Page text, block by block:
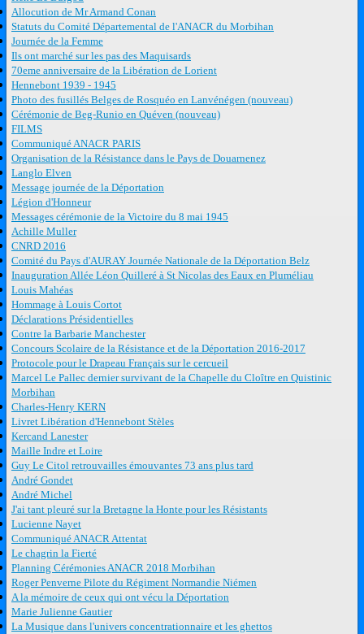
Allocution de Mr Armand Conan
Statuts du Comité Départemental de l'ANACR du Morbihan
Journée de la Femme
Ils ont marché sur les pas des Maquisards
70eme anniversaire de la Libération de Lorient
Hennebont 1939 - 1945
Photo des fusillés Belges de Rosquéo en Lanvénégen (nouveau)
Cérémonie de Beg-Runio en Quéven (nouveau)
FILMS
Communiqué ANACR PARIS
Organisation de la Résistance dans le Pays de Douarnenez
Langlo Elven
Message journée de la Déportation
Légion d'Honneur
Messages cérémonie de la Victoire du 8 mai 1945
Achille Muller
CNRD 2016
Comité du Pays d'AURAY Journée Nationale de la Déportation Belz
Inauguration Allée Léon Quilleré à St Nicolas des Eaux en Pluméliau
Louis Mahéas
Hommage à Louis Cortot
Déclarations Présidentielles
Contre la Barbarie Manchester
Concours Scolaire de la Résistance et de la Déportation 2016-2017
Protocole pour le Drapeau Français sur le cercueil
Marcel Le Pallec dernier survivant de la Chapelle du Cloître en Quistinic
Morbihan
Charles-Henry KERN
Livret Libération d'Hennebont Stèles
Kercand Lanester
Maille Indre et Loire
Guy Le Citol retrouvailles émouvantes 73 ans plus tard
André Gondet
André Michel
J'ai tant pleuré sur la Bretagne la Honte pour les Résistants
Lucienne Nayet
Communiqué ANACR Attentat
Le chagrin la Fierté
Planning Cérémonies ANACR 2018 Morbihan
Roger Penverne Pilote du Régiment Normandie Niémen
A la mémoire de ceux qui ont vécu la Déportation
Marie Julienne Gautier
La Musique dans l'univers concentrationnaire et les ghettos